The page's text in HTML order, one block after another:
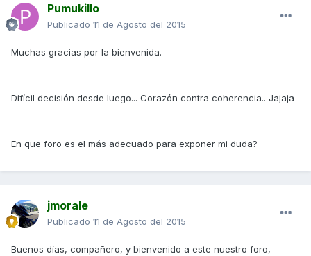
Pumukillo
Publicado 11 de Agosto del 2015
Muchas gracias por la bienvenida.
Difícil decisión desde luego... Corazón contra coherencia.. Jajaja
En que foro es el más adecuado para exponer mi duda?
jmorale
Publicado 11 de Agosto del 2015
Buenos días, compañero, y bienvenido a este nuestro foro,